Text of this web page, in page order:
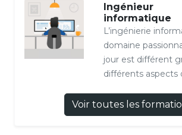
Ingénieur
informatique
L’ingénierie
domaine
jour est différent
différents aspects
Voir toutes les